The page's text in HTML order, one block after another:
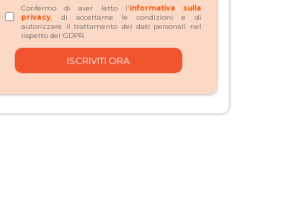
Confermo di aver letto l'informativa sulla
privacy, di accettarne le condizioni e di
autorizzare il trattamento dei dati personali nel
rispetto del GDPR.